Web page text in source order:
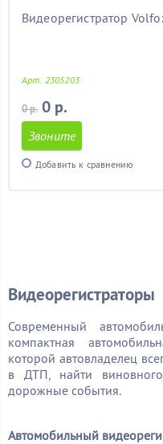
Видеорегистратор
Арт. 2305203
0 р. 0 р.
Звоните
Добавить к сравнению
Видеорегистраторы
Современный
компактная
которой автовладелец
в ДТП, найти
дорожные события.
Автомобильный